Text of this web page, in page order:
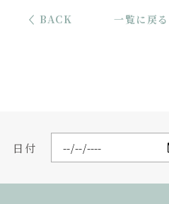
BACK 一覧に戻る
日付